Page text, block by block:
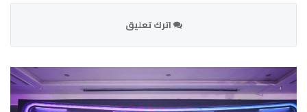
اترك تعليق